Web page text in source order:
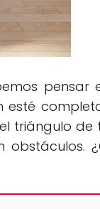
pensar
esté
triángulo de